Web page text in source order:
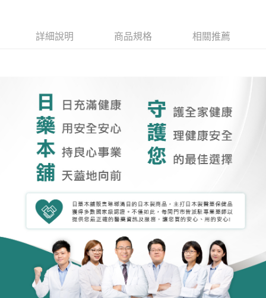
詳細說明 商品規格 相關推薦